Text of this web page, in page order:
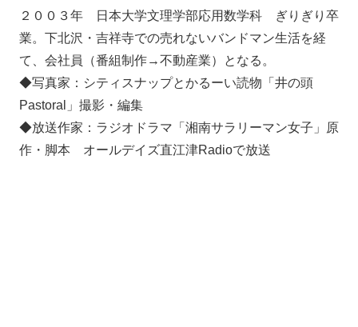
２００３年 日本大学文理学部応用数学科 ぎりぎり卒
業。下北沢・吉祥寺での売れないバンドマン生活を経
て、会社員（番組制作→不動産業）となる。
◆写真家：シティスナップとかるーい読物「井の頭
Pastoral」撮影・編集
◆放送作家：ラジオドラマ「湘南サラリーマン女子」原
作・脚本 オールデイズ直江津Radioで放送